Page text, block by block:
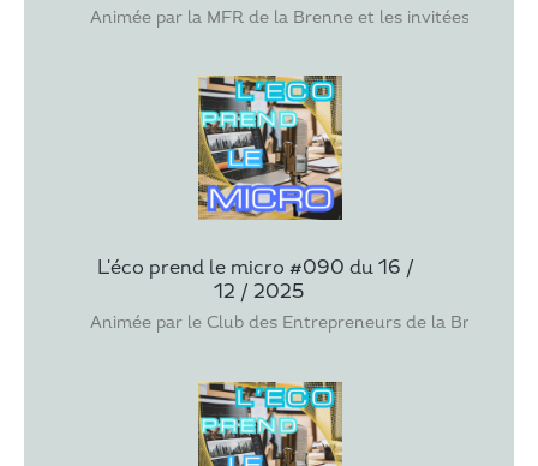
Animée par la MFR de la Brenne et les invitées
L'éco prend le micro #090 du 16 /
12 / 2025
Animée par le Club des Entrepreneurs de la Brenne